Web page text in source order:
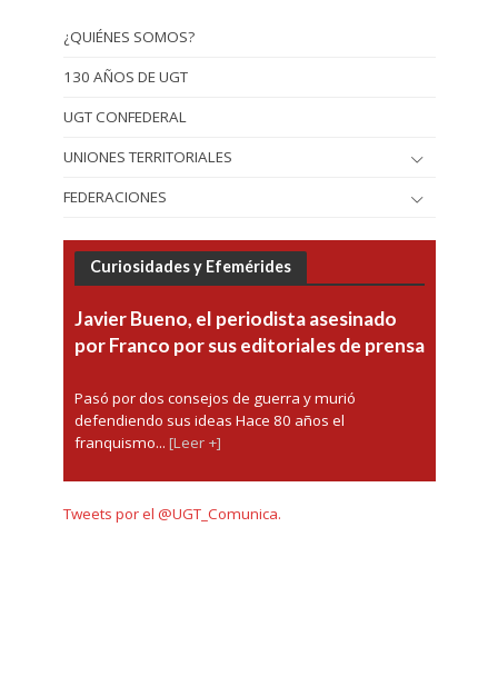
¿QUIÉNES SOMOS?
130 AÑOS DE UGT
UGT CONFEDERAL
UNIONES TERRITORIALES
FEDERACIONES
Curiosidades y Efemérides
Javier Bueno, el periodista asesinado
por Franco por sus editoriales de prensa
Pasó por dos consejos de guerra y murió
defendiendo sus ideas Hace 80 años el
franquismo... [Leer +]
Tweets por el @UGT_Comunica.